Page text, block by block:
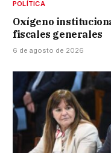
POLÍTICA
Oxígeno
fiscales generales
6 de agosto de 2026